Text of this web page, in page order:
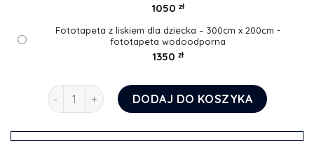
1050 zł
Fototapeta z liskiem dla dziecka – 300cm x 200cm -
fototapeta wodoodporna
1350 zł
ilość Fototapeta z liskiem dla dziecka
DODAJ DO KOSZYKA